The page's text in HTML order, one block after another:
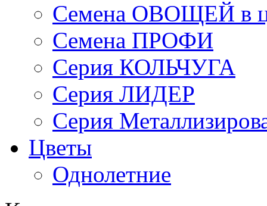
Семена ОВОЩЕЙ в
Семена ПРОФИ
Серия КОЛЬЧУГА
Серия ЛИДЕР
Серия
Цветы
Однолетние